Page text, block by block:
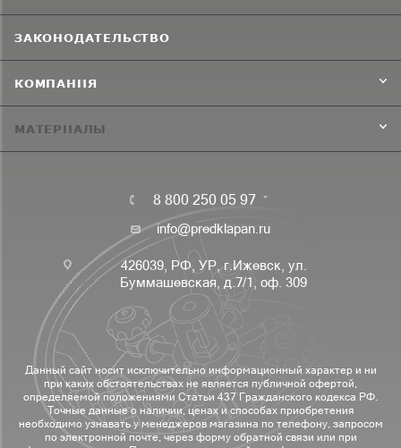
ЗАКОНОДАТЕЛЬСТВО
КОМПАНИЯ
МАТЕРИАЛЫ
8 800 250 05 97
info@predklapan.ru
426039, РФ, УР, г.Ижевск, ул.
Буммашевская, д.7/1, оф. 309
Данный сайт носит исключительно информационный характер и ни
при каких обстоятельствах не является публичной офертой,
определяемой положениями Статьи 437 Гражданского кодекса РФ.
Точные данные о наличии, ценах и способах приобретения
необходимо узнавать у менеджеров магазина по телефону, запросом
по электронной почте, через форму обратной связи или при